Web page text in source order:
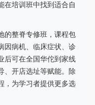
在培训班中找到适合自
的整脊专修班，课程包
因病机、临床症状、诊
后可在全国华佗到家线
、开店选址等赋能。除
，为学习者提供更多选